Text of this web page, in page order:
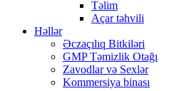
Təlim
Açar təhvili
Həllər
Əczaçılıq Bitkiləri
GMP Təmizlik Otağı
Zavodlar və Sexlər
Kommersiya binası